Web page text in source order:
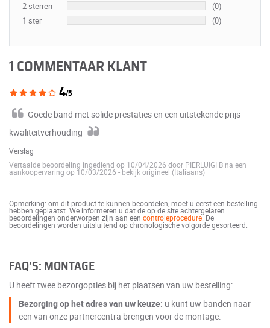
2 sterren
(0)
1 ster
(0)
1 COMMENTAAR KLANT
4/5
Goede band met solide prestaties en een uitstekende prijs-
kwaliteitverhouding
Verslag
Vertaalde beoordeling ingediend op 10/04/2026 door PIERLUIGI B na een
aankoopervaring op 10/03/2026 -bekijk origineel (Italiaans)
Opmerking: om dit product te kunnen beoordelen, moet u eerst een bestelling
hebben geplaatst. We informeren u dat de op de site achtergelaten
beoordelingen onderworpen zijn aan een controleprocedure. De
beoordelingen worden uitsluitend op chronologische volgorde gesorteerd.
FAQ’S: MONTAGE
U heeft twee bezorgopties bij het plaatsen van uw bestelling:
Bezorging op het adres van uw keuze: u kunt uw banden naar
een van onze partnercentra brengen voor de montage.